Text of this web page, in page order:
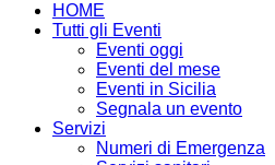
HOME
Tutti gli Eventi
Eventi oggi
Eventi del mese
Eventi in Sicilia
Segnala un evento
Servizi
Numeri di Emergenza